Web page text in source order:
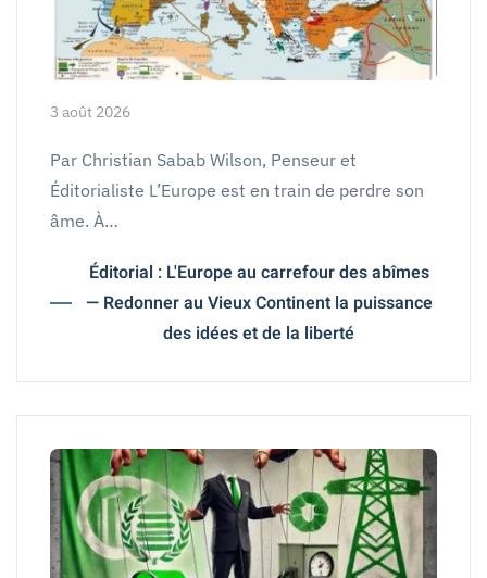
3 août 2026
Par Christian Sabab Wilson, Penseur et
Éditorialiste L’Europe est en train de perdre son
âme. À…
Éditorial : L'Europe au carrefour des abîmes
— Redonner au Vieux Continent la puissance
des idées et de la liberté